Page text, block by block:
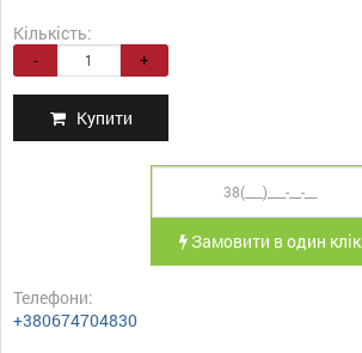
Кількість:
- +
Купити
Замовити в один клік
Телефони:
+380674704830